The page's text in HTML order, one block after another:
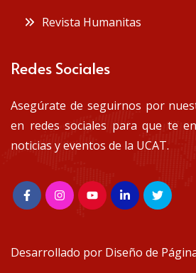
Revista Humanitas
Redes Sociales
Asegúrate de seguirnos por
en redes sociales para que te
noticias y eventos de la UCAT.
Desarrollado por Diseño de